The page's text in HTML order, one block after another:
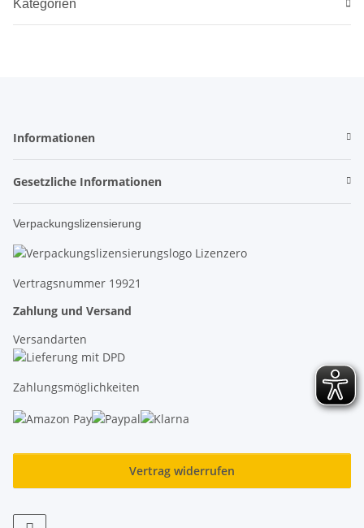
Kategorien
Informationen
Gesetzliche Informationen
Verpackungslizensierung
Vertragsnummer 19921
Zahlung und Versand
Versandarten
Zahlungsmöglichkeiten
Vertrag widerrufen